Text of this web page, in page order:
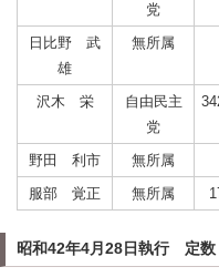
党
日比野 武
雄
無所属
沢木 栄
自由民主
党
野田 利市 無所属
服部 覚正
無所属
昭和42年4月28日執行 定数